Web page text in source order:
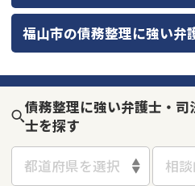
福山市の債務整理に強い弁
債務整理に強い弁護士・司
士を探す
都道府県を選択 相